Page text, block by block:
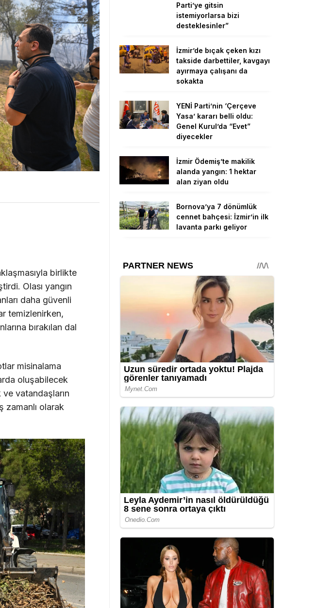
birlikte
Olası yangın
daha güvenli
temizlenirken,
bırakılan dal
misinalama
oluşabilecek
ve vatandaşların
zamanlı olarak
Parti’ye gitsin
istemiyorlarsa bizi
desteklesinler”
İzmir’de bıçak çeken kızı
takside darbettiler, kavgayı
ayırmaya çalışanı da
sokakta
YENİ Parti’nin ‘Çerçeve
Yasa’ kararı belli oldu:
Genel Kurul’da “Evet”
diyecekler
İzmir Ödemiş’te makilik
alanda yangın: 1 hektar
alan ziyan oldu
Bornova’ya 7 dönümlük
cennet bahçesi: İzmir’in ilk
lavanta parkı geliyor